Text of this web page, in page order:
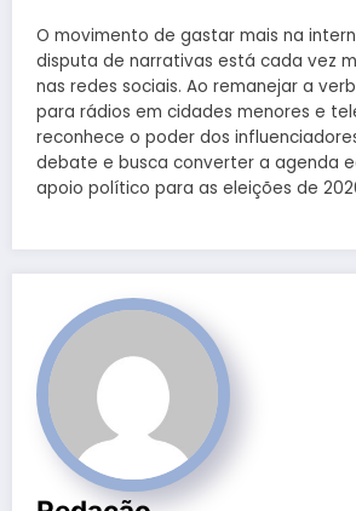
O movimento de gastar mais na
disputa de narrativas está cada vez
nas redes sociais. Ao remanejar a
para rádios em cidades menores e
reconhece o poder dos
debate e busca converter a agenda
apoio político para as eleições de